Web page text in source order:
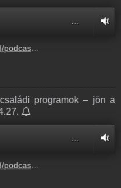
…
8254-85aa-bb31-80a8e24f712c.mp3
programok – jön a
2546-3592-d577-b8f0ddd5d977.mp3